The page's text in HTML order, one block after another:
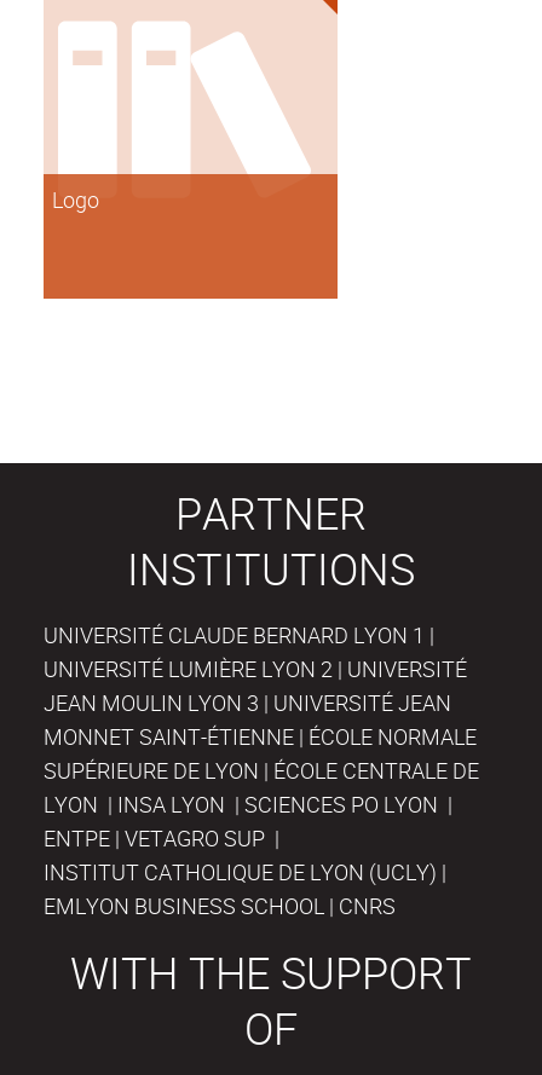
Logo
PARTNER
INSTITUTIONS
UNIVERSITÉ CLAUDE BERNARD LYON 1 |
UNIVERSITÉ LUMIÈRE LYON 2 | UNIVERSITÉ
JEAN MOULIN LYON 3 | UNIVERSITÉ JEAN
MONNET SAINT-ÉTIENNE | ÉCOLE NORMALE
SUPÉRIEURE DE LYON | ÉCOLE CENTRALE DE
LYON | INSA LYON | SCIENCES PO LYON |
ENTPE | VETAGRO SUP |
INSTITUT CATHOLIQUE DE LYON (UCLY) |
EMLYON BUSINESS SCHOOL | CNRS
WITH THE SUPPORT
OF